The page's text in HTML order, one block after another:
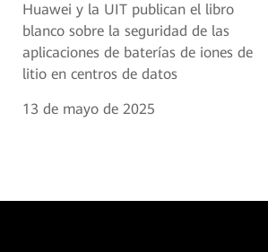
Huawei y la UIT publican el libro
blanco sobre la seguridad de las
aplicaciones de baterías de iones de
litio en centros de datos
13 de mayo de 2025